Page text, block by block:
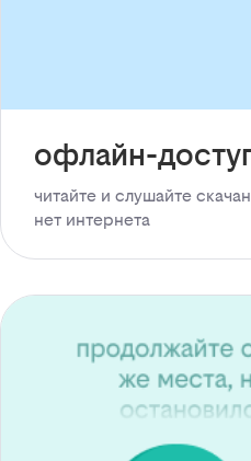
офлайн-
читайте и слушайте
нет интернета